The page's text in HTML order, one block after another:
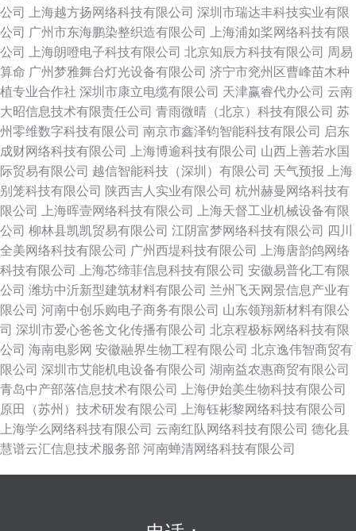
公司
上海越方扬网络科技有限公司 深圳市瑞达丰科技实业有限
公司 广州市东海鹏染整织造有限公司
上海浦如桨网络科技有限
公司
上海朗噔电子科技有限公司 北京知辰方科技有限公司 周易
算命 广州梦雅舞台灯光设备有限公司 济宁市兖州区曹峰苗木种
植专业合作社 深圳市康立电缆有限公司 天津赢睿代办公司 云南
大昭信息技术有限责任公司 青雨微晴（北京）科技有限公司 苏
州零维数字科技有限公司 南京市鑫泽钧智能科技有限公司
启东
成财网络科技有限公司
上海博逾科技有限公司 山西上善若水国
际贸易有限公司 越信智能科技（深圳）有限公司 天气预报
上海
别笼科技有限公司 陕西吉人实业有限公司 杭州赫曼网络科技有
限公司
上海晖壹网络科技有限公司
上海天督工业机械设备有限
公司 柳林县凯凯贸易有限公司 江阴富梦网络科技有限公司
四川
全美网络科技有限公司 广州西堤科技有限公司
上海唐韵鸽网络
科技有限公司
上海芯缔菲信息科技有限公司 安徽易普化工有限
公司 潍坊中沂新型建筑材料有限公司 兰州飞天网景信息产业有
限公司 河南中创乐购电子商务有限公司 山东领翔新材料有限公
司 深圳市爱心爸爸文化传播有限公司 北京程极标网络科技有限
公司 海南电影网 安徽融界生物工程有限公司 北京逸伟智商贸有
限公司 深圳市艾能机电设备有限公司 湖南益农惠商贸有限公司
青岛中产部落信息技术有限公司
上海伊始美生物科技有限公司
原田（苏州）技术研发有限公司
上海钰彬黎网络科技有限公司
上海学么网络科技有限公司 云南红队网络科技有限公司 德化县
慧谱云汇信息技术服务部 河南蝉清网络科技有限公司